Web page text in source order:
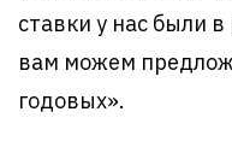
ставки у нас были
вам можем
годовых».